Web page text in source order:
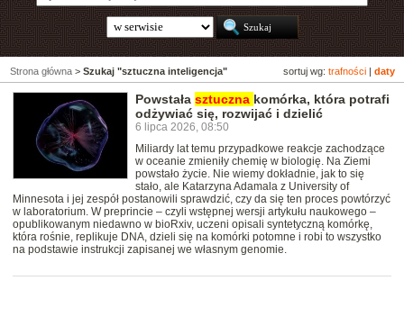
sortuj wg: trafności daty
Strona główna > Szukaj "sztuczna inteligencja"
Powstała sztuczna komórka, która potrafi
odżywiać się, rozwijać i dzielić
6 lipca 2026, 08:50
Miliardy lat temu przypadkowe reakcje zachodzące
w oceanie zmieniły chemię w biologię. Na Ziemi
powstało życie. Nie wiemy dokładnie, jak to się
stało, ale Katarzyna Adamala z University of
Minnesota i jej zespół postanowili sprawdzić, czy da się ten proces powtórzyć
w laboratorium. W preprincie – czyli wstępnej wersji artykułu naukowego –
opublikowanym niedawno w bioRxiv, uczeni opisali syntetyczną komórkę,
która rośnie, replikuje DNA, dzieli się na komórki potomne i robi to wszystko
na podstawie instrukcji zapisanej we własnym genomie.